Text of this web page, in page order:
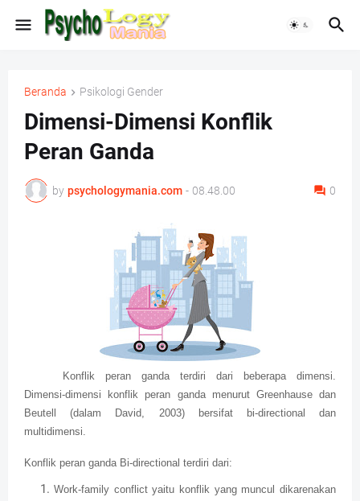
Beranda Psikologi Gender
Dimensi-Dimensi Konflik
Peran Ganda
by psychologymania.com - 08.48.00 0
Konflik peran ganda terdiri dari beberapa dimensi.
Dimensi-dimensi konflik peran ganda menurut Greenhause dan
Beutell (dalam David, 2003) bersifat bi-directional dan
multidimensi.
Konflik peran ganda Bi-directional terdiri dari:
Work-family conflict yaitu konflik yang muncul dikarenakan